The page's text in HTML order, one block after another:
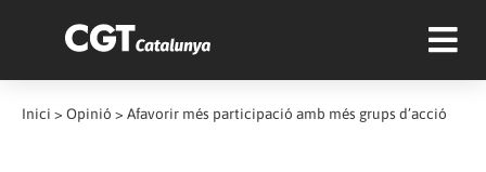
Inici > Opinió > Afavorir més participació amb més grups d’acció